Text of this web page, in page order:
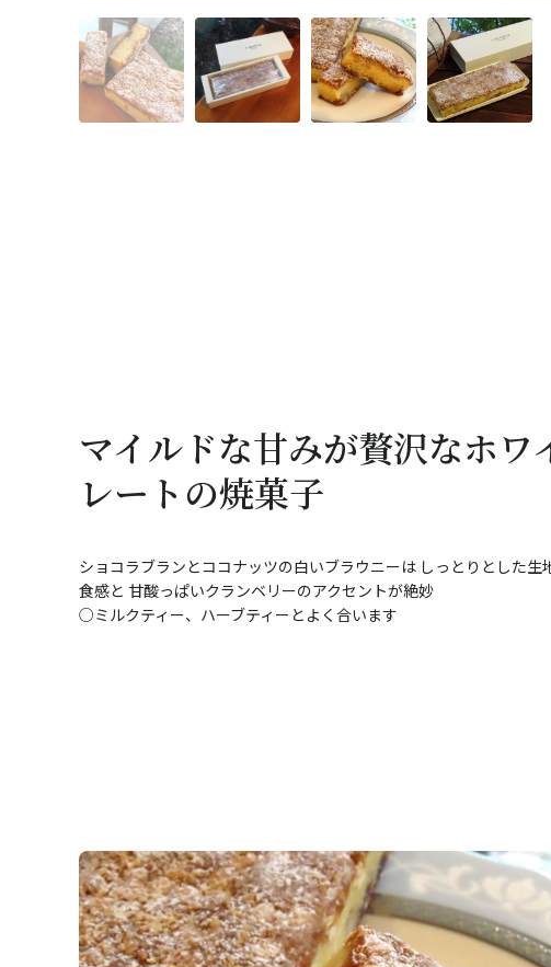
マイルドな甘みが贅沢なホワ
レートの焼菓子
ショコラブランとココナッツの白いブラウニーは しっとりとした生
食感と 甘酸っぱいクランベリーのアクセントが絶妙
○ミルクティー、ハーブティーとよく合います